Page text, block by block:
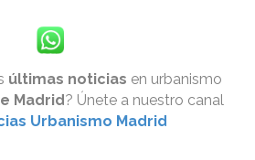
últimas noticias en urbanismo
Madrid? Únete a nuestro canal
Urbanismo Madrid